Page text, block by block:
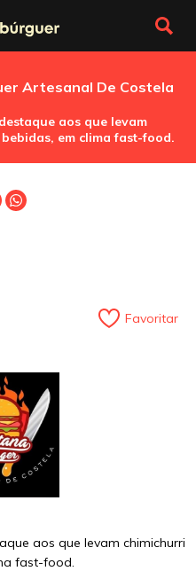
Artesanal De Costela
aos que levam
em clima fast-food.
Favoritar
aos que levam chimichurri
fast-food.